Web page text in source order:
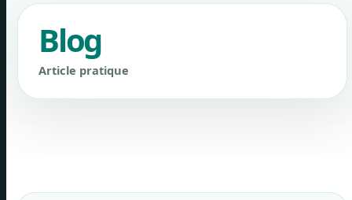
Blog
Article pratique